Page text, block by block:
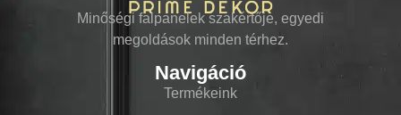
Minőségi falpanelek szakértője, egyedi
megoldások minden térhez.
Navigáció
Termékeink